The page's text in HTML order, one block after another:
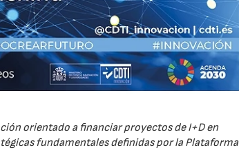
orientado a financiar proyectos de I+D en
fundamentales definidas por la Plataforma